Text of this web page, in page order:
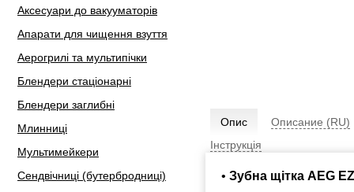
Аксесуари до вакууматорів
Апарати для чищення взуття
Аерогрилі та мультипічки
Блендери стаціонарні
Блендери заглибні
Млинниці
Мультимейкери
Сендвічниці (бутербродниці)
Опис
Описание (RU)
Інструкція
• Зубна щітка AEG